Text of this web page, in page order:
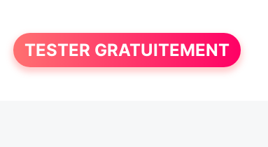
TESTER GRATUITEMENT